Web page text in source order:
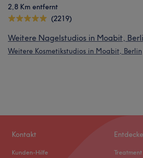
2,8 Km entfernt
(2219)
Weitere Nagelstudios in Moabit,
Weitere Kosmetikstudios in Moabit, Berlin
Kontakt
Kunden-Hilfe
Entdecke